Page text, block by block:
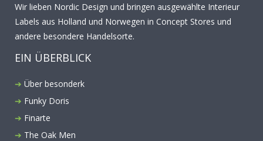
Wir lieben Nordic Design und bringen ausgewählte Interieur
Labels aus Holland und Norwegen in Concept Stores und
andere besondere Handelsorte.
EIN ÜBERBLICK
Über besonderk
Funky Doris
Finarte
The Oak Men